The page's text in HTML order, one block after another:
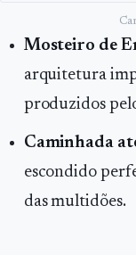
Mosteiro de
arquitetura
produzidos
Caminhada
escondido
das multidões.